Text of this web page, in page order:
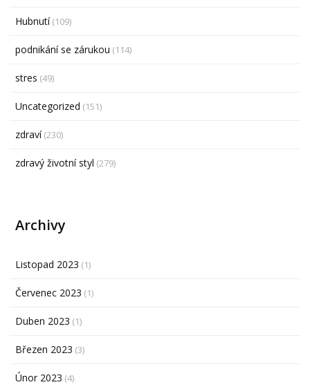
Hubnutí(109)
podnikání se zárukou (114)
stres (49)
Uncategorized (151)
zdraví(230)
zdravý životní styl (279)
Archivy
Listopad 2023 (1)
Červenec 2023 (1)
Duben 2023 (1)
Březen 2023 (3)
Únor 2023 (4)